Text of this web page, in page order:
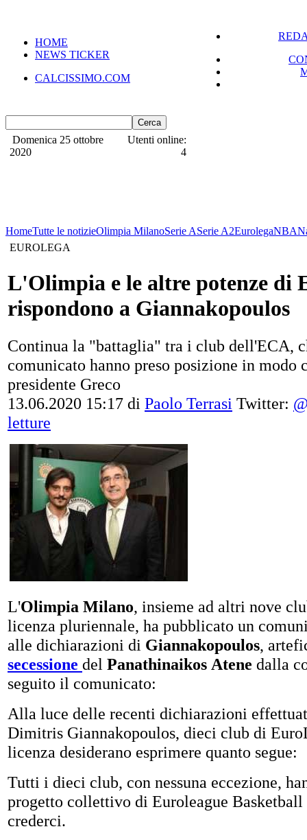
HOME
NEWS TICKER
CALCISSIMO.COM
Domenica 25 ottobre
2020
Utenti online:
4
HomeTutte le notizieOlimpia MilanoSerie ASerie A2EurolegaNBA
EUROLEGA
L'Olimpia e le altre potenze di
rispondono a Giannakopoulos
Continua la "battaglia" tra i club dell'ECA,
comunicato hanno preso posizione in modo
presidente Greco
13.06.2020 15:17 di Paolo Terrasi Twitter:
letture
L'Olimpia Milano, insieme ad altri nove
licenza pluriennale, ha pubblicato un
alle dichiarazioni di Giannakopoulos,
secessione del Panathinaikos Atene dalla
seguito il comunicato:
Alla luce delle recenti dichiarazioni
Dimitris Giannakopoulos, dieci club di
licenza desiderano esprimere quanto segue:
Tutti i dieci club, con nessuna eccezione,
progetto collettivo di Euroleague Basketball
crederci.